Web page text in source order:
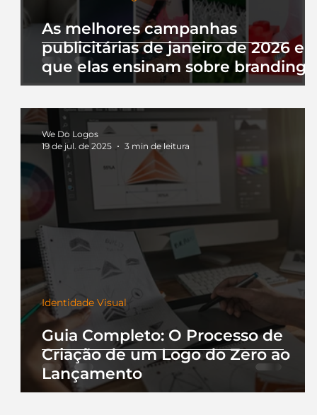
As melhores campanhas
publicitárias de janeiro de 2026 e
que elas ensinam sobre branding
Guia Completo: O Processo de
Criação de um Logo do Zero ao
Lançamento
Identidade Visual
We Do Logos
19 de jul. de 2025
3 min de leitura